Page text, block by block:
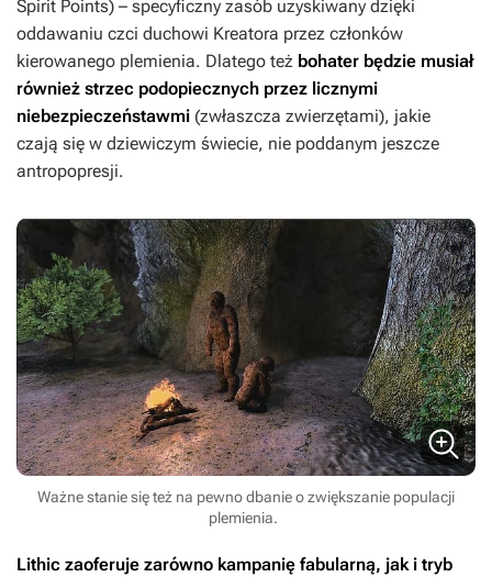
Spirit Points) – specyficzny zasób uzyskiwany dzięki
oddawaniu czci duchowi Kreatora przez członków
kierowanego plemienia. Dlatego też bohater będzie musiał
również strzec podopiecznych przez licznymi
niebezpieczeństawmi (zwłaszcza zwierzętami), jakie
czają się w dziewiczym świecie, nie poddanym jeszcze
antropopresji.
Ważne stanie się też na pewno dbanie o zwiększanie populacji
plemienia.
Lithic zaoferuje zarówno kampanię fabularną, jak i tryb